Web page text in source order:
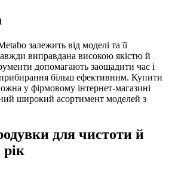
залежить від моделі та її
виправдана високою якістю й
допомагають заощадити час і
більш ефективним. Купити
у фірмовому інтернет-магазині
широкий асортимент моделей з
для чистоти й